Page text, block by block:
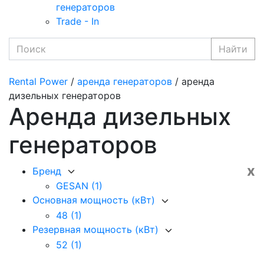
генераторов
Trade - In
Найти
Rental Power / аренда генераторов / аренда
дизельных генераторов
Аренда дизельных
генераторов
x
Бренд
GESAN (1)
Основная мощность (кВт)
48 (1)
Резервная мощность (кВт)
52 (1)